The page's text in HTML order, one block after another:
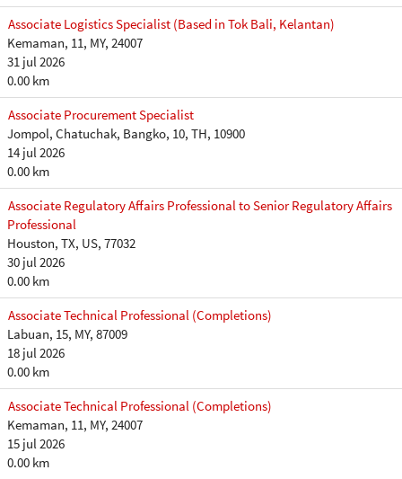
Associate Logistics Specialist (Based in Tok Bali, Kelantan)
Kemaman, 11, MY, 24007
31 jul 2026
0.00 km
Associate Procurement Specialist
Jompol, Chatuchak, Bangko, 10, TH, 10900
14 jul 2026
0.00 km
Associate Regulatory Affairs Professional to Senior Regulatory Affairs
Professional
Houston, TX, US, 77032
30 jul 2026
0.00 km
Associate Technical Professional (Completions)
Labuan, 15, MY, 87009
18 jul 2026
0.00 km
Associate Technical Professional (Completions)
Kemaman, 11, MY, 24007
15 jul 2026
0.00 km